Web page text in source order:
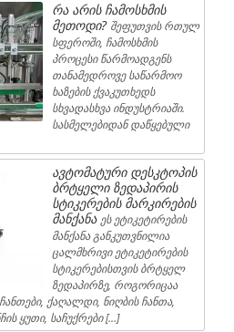
რა არის ჩამოსხმის
მეთოდი? შეფუთვის რთულ
სფეროში, ჩამოსხმის
პროცესი წარმოადგენს
თანამედროვე საწარმოო
ხაზების ქვაკუთხედს
სხვადასხვა ინდუსტრიაში.
სასმელებიდან დაწყებული
ავტომატური დესკტოპის
ბრტყელი ზედაპირის
სტიკერების მარკირების
მანქანა ეს ეტიკეტირების
მანქანა განკუთვნილია
ცალმხრივი ეტიკეტირების
სტიკერებისთვის ბრტყელ
ზედაპირზე, როგორიცაა
ქაღალდი, ნიღბის ჩანთა,
ყუთი, საჩუქრები […]